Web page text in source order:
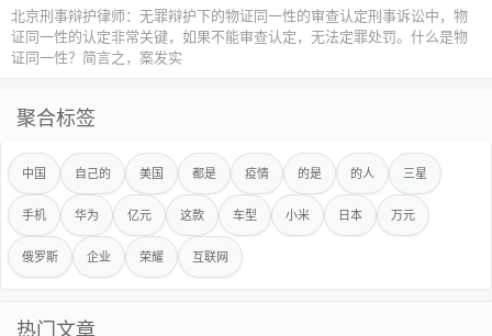
北京刑事辩护律师：无罪辩护下的物证同一性的审查认定刑事诉讼中，物
证同一性的认定非常关键，如果不能审查认定，无法定罪处罚。什么是物
证同一性？简言之，案发实
聚合标签
中国 自己的 美国 都是 疫情 的是 的人 三星
手机 华为 亿元 这款 车型 小米 日本 万元
俄罗斯 企业 荣耀 互联网
热门文章